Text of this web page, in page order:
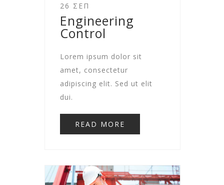
26 ΣΕΠ
Engineering
Control
Lorem ipsum dolor sit
amet, consectetur
adipiscing elit. Sed ut elit
dui.
READ MORE